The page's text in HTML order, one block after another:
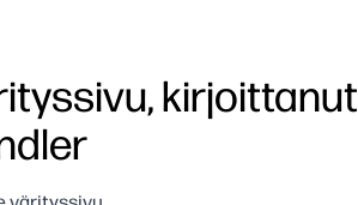
kirjoittanut